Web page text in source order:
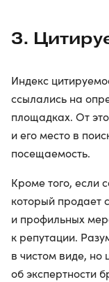
3.
Индекс
ссылались на
площадках. От
и его место в
посещаемость.
Кроме того, если
который продает
и профильных
к репутации.
в чистом виде, но
об экспертности